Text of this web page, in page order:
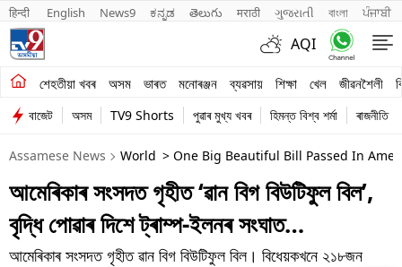
हिन्दी English News9 ಕನ್ನಡ తెలుగు मराठी ગુજરાતી বাংলা ਪੰਜਾਬੀ
AQI
শেহতীয়া খবৰ অসম ভাৰত মনোৰঞ্জন ব্যৱসায় শিক্ষা খেল জীৱনশৈলী
শেহতীয়া খবৰ
অসম
ভাৰত
মনোৰঞ্জন
ব্যৱসায়
বাজেট অসম TV9 Shorts পুৱাৰ মুখ্য খবৰ হিমন্ত বিশ্ব শৰ্মা ৰাজনীতি
Assamese News World > One Big Beautiful Bill Passed In
আমেৰিকাৰ সংসদত গৃহীত ‘ৱান বিগ বিউটিফুল বিল’,
বৃদ্ধি পোৱাৰ দিশে ট্ৰাম্প-ইলনৰ সংঘাত…
আমেৰিকাৰ সংসদত গৃহীত ৱান বিগ বিউটিফুল বিল। বিধেয়কখনে ২১৮জন